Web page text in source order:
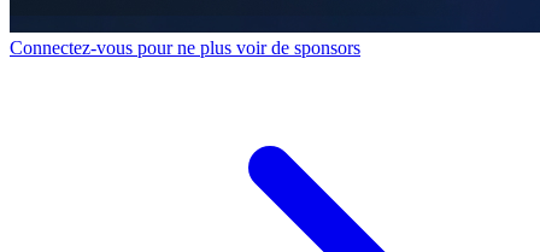
Connectez-vous pour ne plus voir de sponsors